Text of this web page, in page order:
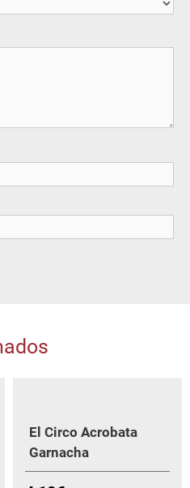
El Circo Acrobata
Garnacha